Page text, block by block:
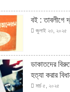
বই : তাবলীগে
জুলাই ২৩, ২০২৫
ডাকাতদের
হত্যা করার
মার্চ ৫, ২০২৫